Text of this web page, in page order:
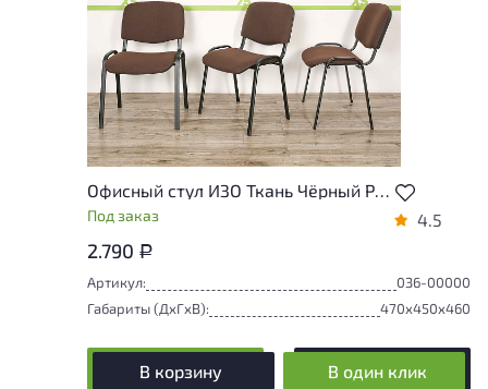
Офисный стул ИЗО Ткань Чёрный Россия
Под заказ 4.5
2.790 Р
Артикул:
036-00000
Габариты (ДxГxВ):
470x450x460
В корзину В один клик